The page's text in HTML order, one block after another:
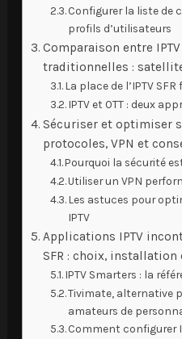
Configurer la liste de
profils d’utilisateurs
Comparaison entre
traditionnelles :
La place de l’IPTV
IPTV et OTT : deux
Sécuriser et optimiser
protocoles, VPN et
Pourquoi la sécurité
Utiliser un VPN
Les astuces pour
IPTV
Applications IPTV
SFR : choix,
IPTV Smarters : la
Tivimate, alternative
amateurs de
Comment configurer